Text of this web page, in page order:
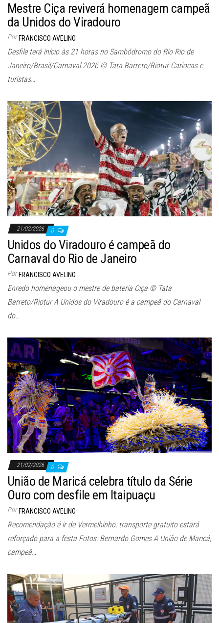
Mestre Ciça reviverá homenagem campeã
da Unidos do Viradouro
Por FRANCISCO AVELINO
Desfile terá início às 21 horas no Sambódromo do Rio Rio de
Janeiro/Brasil/Carnaval 2026 © Tata Barreto/Riotur Cariocas e
turistas…
21/02/2026 0
Unidos do Viradouro é campeã do
Carnaval do Rio de Janeiro
Por FRANCISCO AVELINO
Enredo homenageou o mestre de bateria Ciça © Tata
Barreto/Riotur A Unidos do Viradouro é a campeã do Carnaval
do…
21/02/2026 0
União de Maricá celebra título da Série
Ouro com desfile em Itaipuaçu
Por FRANCISCO AVELINO
Recomendação é ir de Vermelhinho; transporte gratuito estará
reforçado para a festa Fotos: Bernardo Gomes A União de Maricá,
campeã…